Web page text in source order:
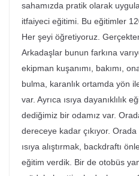
sahamızda pratik olarak
itfaiyeci eğitimi. Bu eğitimler
Her şeyi öğretiyoruz.
Arkadaşlar bunun farkına
ekipman kuşanımı, bakımı,
bulma, karanlık ortamda yön
var. Ayrıca ısıya dayanıklılık
dediğimiz bir odamız var.
dereceye kadar çıkıyor. Orada
ısıya alıştırmak, backdraftı
eğitim verdik. Bir de otobüs